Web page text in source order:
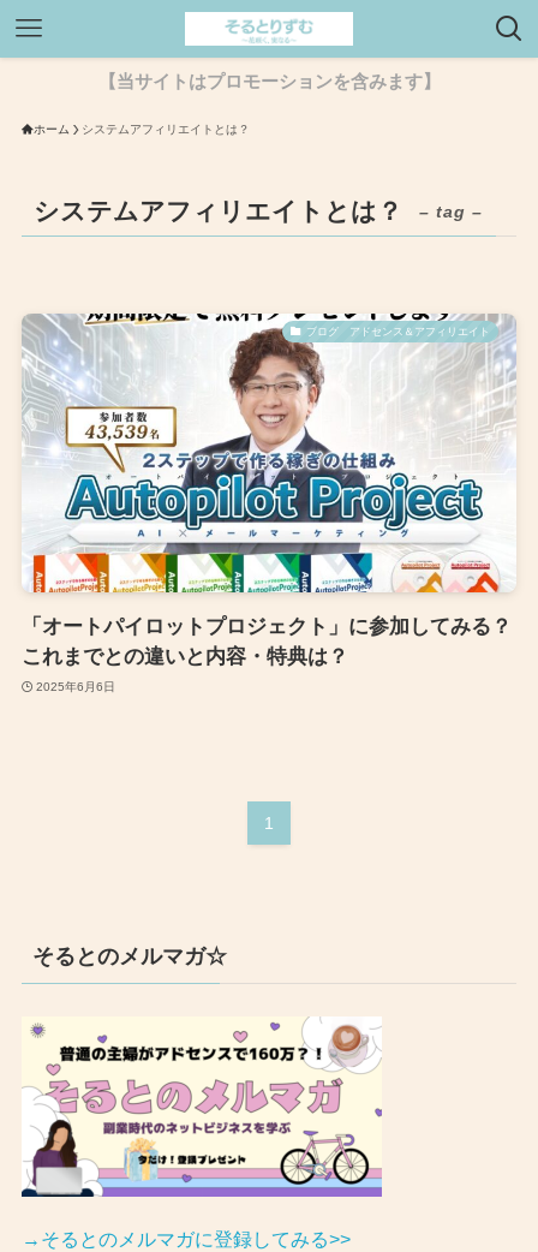
【当サイトはプロモーションを含みます】
ホーム システムアフィリエイトとは？
システムアフィリエイトとは？ – tag –
ブログ アドセンス＆アフィリエイト
「オートパイロットプロジェクト」に参加してみる？
これまでとの違いと内容・特典は？
2025年6月6日
1
そるとのメルマガ☆
→そるとのメルマガに登録してみる>>